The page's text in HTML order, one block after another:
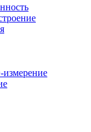
измерение